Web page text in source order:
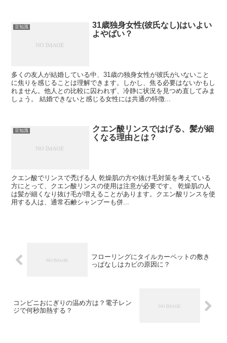
豆知識
31歳独身女性(彼氏なし)はいよい
よやばい？
多くの友人が結婚している中、31歳の独身女性が彼氏がいないこと
に焦りを感じることは理解できます。しかし、焦る必要はないかもし
れません。他人との比較に囚われず、冷静に状況を見つめ直してみま
しょう。 結婚できないと感じる女性には共通の特徴...
豆知識
クエン酸リンスではげる、髪が細
くなる理由とは？
クエン酸でリンスで禿げる人 乾燥肌の方や抜け毛対策を考えている
方にとって、クエン酸リンスの使用は注意が必要です。 乾燥肌の人
は髪が細くなり抜け毛が増えることがあります。クエン酸リンスを使
用する人は、通常石鹸シャンプーも併...
フローリングにタイルカーペットの敷き
っぱなしはカビの原因に？
コンビニおにぎりの温め方は？電子レン
ジで何秒加熱する？